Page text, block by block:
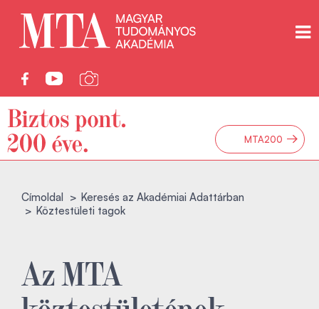
MTA200 →
Címoldal
Keresés az Akadémiai Adattárban
Köztestületi tagok
Az MTA